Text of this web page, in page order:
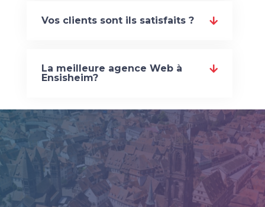
Vos clients sont ils satisfaits ?
La meilleure agence Web à
Ensisheim?